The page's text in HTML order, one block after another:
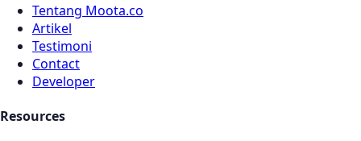
Tentang Moota.co
Artikel
Testimoni
Contact
Developer
Resources